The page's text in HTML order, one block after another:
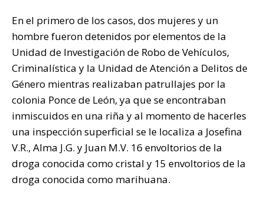
En el primero de los casos, dos mujeres y un
hombre fueron detenidos por elementos de la
Unidad de Investigación de Robo de Vehículos,
Criminalística y la Unidad de Atención a Delitos de
Género mientras realizaban patrullajes por la
colonia Ponce de León, ya que se encontraban
inmiscuidos en una riña y al momento de hacerles
una inspección superficial se le localiza a Josefina
V.R., Alma J.G. y Juan M.V. 16 envoltorios de la
droga conocida como cristal y 15 envoltorios de la
droga conocida como marihuana.